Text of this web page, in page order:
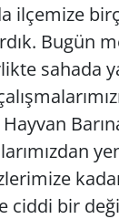
ilçemize
Bugün
sahada
ciddi bir